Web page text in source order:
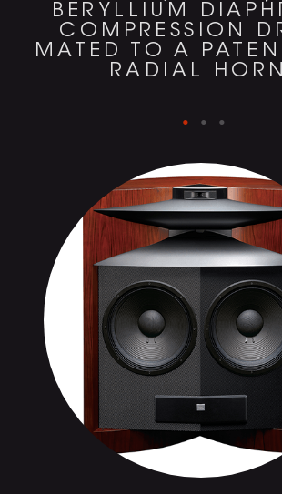
BERYLLIUM
COMPRESSION
MATED TO A
RADIAL